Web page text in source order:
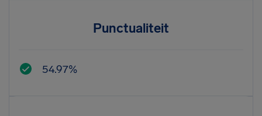
Punctualiteit
54.97%